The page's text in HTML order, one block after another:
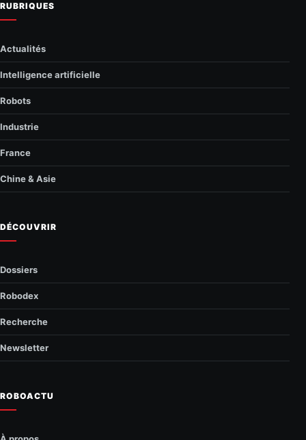
RUBRIQUES
Actualités
Intelligence artificielle
Robots
Industrie
France
Chine & Asie
DÉCOUVRIR
Dossiers
Robodex
Recherche
Newsletter
ROBOACTU